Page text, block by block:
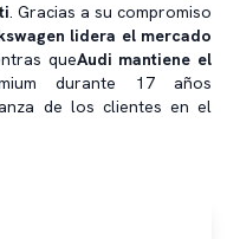
. Gracias a su compromiso
lidera el mercado
queAudi mantiene el
durante 17 años
de los clientes en el